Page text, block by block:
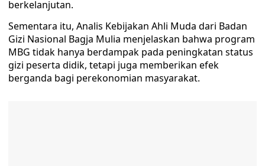
berkelanjutan.
Sementara itu, Analis Kebijakan Ahli Muda dari Badan
Gizi Nasional Bagja Mulia menjelaskan bahwa program
MBG tidak hanya berdampak pada peningkatan status
gizi peserta didik, tetapi juga memberikan efek
berganda bagi perekonomian masyarakat.